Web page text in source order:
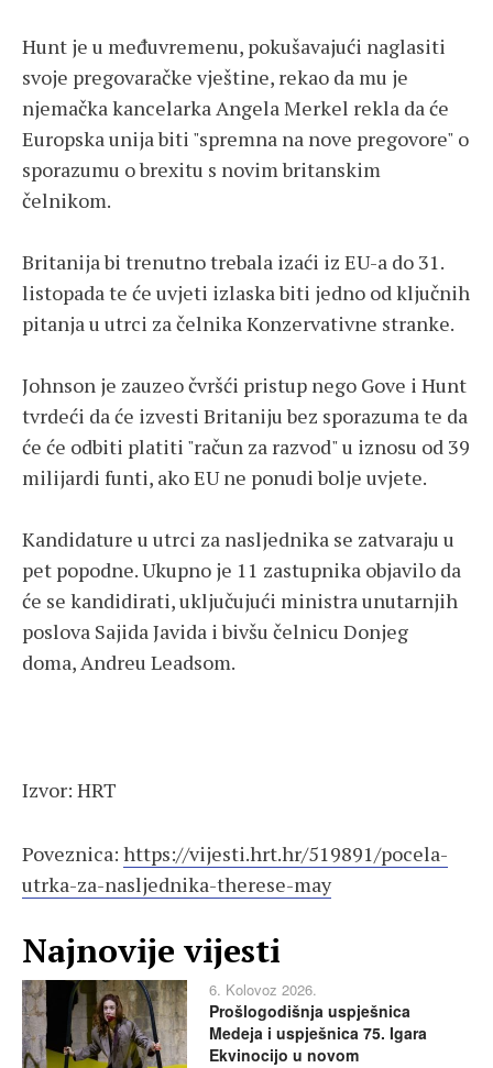
Hunt je u međuvremenu, pokušavajući naglasiti
svoje pregovaračke vještine, rekao da mu je
njemačka kancelarka Angela Merkel rekla da će
Europska unija biti "spremna na nove pregovore" o
sporazumu o brexitu s novim britanskim
čelnikom.
Britanija bi trenutno trebala izaći iz EU-a do 31.
listopada te će uvjeti izlaska biti jedno od ključnih
pitanja u utrci za čelnika Konzervativne stranke.
Johnson je zauzeo čvršći pristup nego Gove i Hunt
tvrdeći da će izvesti Britaniju bez sporazuma te da
će će odbiti platiti "račun za razvod" u iznosu od 39
milijardi funti, ako EU ne ponudi bolje uvjete.
Kandidature u utrci za nasljednika se zatvaraju u
pet popodne. Ukupno je 11 zastupnika objavilo da
će se kandidirati, uključujući ministra unutarnjih
poslova Sajida Javida i bivšu čelnicu Donjeg
doma, Andreu Leadsom.
Izvor: HRT
Poveznica: https://vijesti.hrt.hr/519891/pocela-
utrka-za-nasljednika-therese-may
Najnovije vijesti
6. Kolovoz 2026.
Prošlogodišnja uspješnica
Medeja i uspješnica 75. Igara
Ekvinocijo u novom